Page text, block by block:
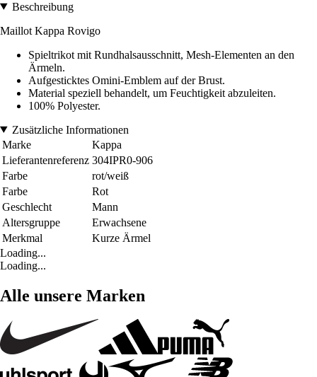
Beschreibung
Maillot Kappa Rovigo
Spieltrikot mit Rundhalsausschnitt, Mesh-Elementen an den
Ärmeln.
Aufgesticktes Omini-Emblem auf der Brust.
Material speziell behandelt, um Feuchtigkeit abzuleiten.
100% Polyester.
Zusätzliche Informationen
Marke
Kappa
Lieferantenreferenz 304IPR0-906
Farbe
rot/weiß
Farbe
Rot
Geschlecht
Mann
Altersgruppe
Erwachsene
Merkmal
Kurze Ärmel
Loading...
Loading...
Alle unsere Marken